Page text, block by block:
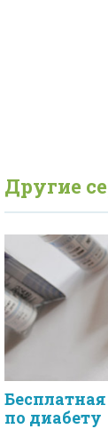
Другие
по диабету